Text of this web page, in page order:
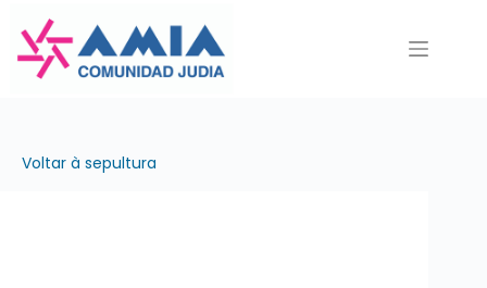
para
Voltar à sepultura